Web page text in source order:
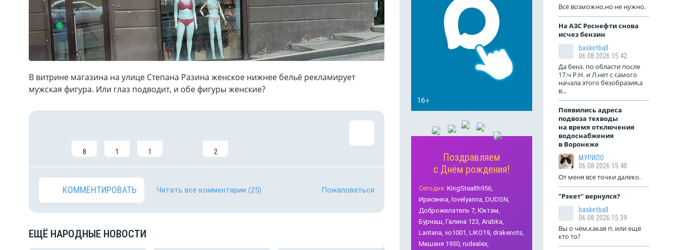
В витрине магазина на улице Степана Разина женское нижнее бельё рекламирует
мужская фигура. Или глаз подводит, и обе фигуры женские?
8 1 1 2
КОММЕНТИРОВАТЬ Читать все комментарии (25) Пожаловаться
ЕЩЁ НАРОДНЫЕ НОВОСТИ
Поздравляем
с Днём рождения!
Сегодня: KingStealth956,
Ирисинка, lovelyanna, DUDSN,
Доброжелатель 7, Юктам,
Бурнаш, Галина 123, Arabka,
Lantana, vo1001, LIKO19, drakenots,
Мишаня 1930, rudealex,
Всё возможно,но не нужно.
На АЗС Роснефти снова
исчез бензин
basketball
06.08.2026 15:42
Да бенз. по области после
17.ч Р.Н. и Л.нет с самого
начала этого безобразия,а
в...
Появились адреса
подвоза техводы
на время отключения
водоснабжения
в Воронеже
МУРИЛО
06.08.2026 15:40
От меня все точки далеко.
"Рэкет" вернулся?
basketball
06.08.2026 15:39
Вы о чём,какая п. или ещё
кто то?